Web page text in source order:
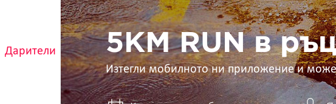
Дарители
в
ръцете
ти
5KM RUN в
Изтегли мобилното ни приложение и